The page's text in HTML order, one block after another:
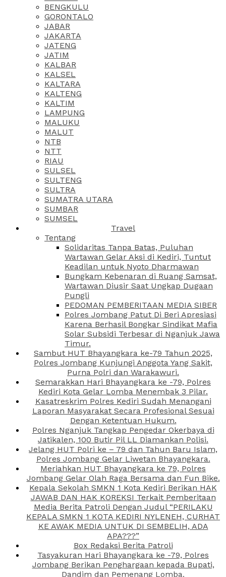
BENGKULU
GORONTALO
JABAR
JAKARTA
JATENG
JATIM
KALBAR
KALSEL
KALTARA
KALTENG
KALTIM
LAMPUNG
MALUKU
MALUT
NTB
NTT
RIAU
SULSEL
SULTENG
SULTRA
SUMATRA UTARA
SUMBAR
SUMSEL
Travel
Tentang
Solidaritas Tanpa Batas, Puluhan
Wartawan Gelar Aksi di Kediri, Tuntut
Keadilan untuk Nyoto Dharmawan
Bungkam Kebenaran di Ruang Samsat,
Wartawan Diusir Saat Ungkap Dugaan
Pungli
PEDOMAN PEMBERITAAN MEDIA SIBER
Polres Jombang Patut Di Beri Apresiasi
Karena Berhasil Bongkar Sindikat Mafia
Solar Subsidi Terbesar di Nganjuk Jawa
Timur.
Sambut HUT Bhayangkara ke-79 Tahun 2025,
Polres Jombang Kunjungi Anggota Yang Sakit,
Purna Polri dan Warakawuri.
Semarakkan Hari Bhayangkara ke -79, Polres
Kediri Kota Gelar Lomba Menembak 3 Pilar.
Kasatreskrim Polres Kediri Sudah Menangani
Laporan Masyarakat Secara Profesional Sesuai
Dengan Ketentuan Hukum.
Polres Nganjuk Tangkap Pengedar Okerbaya di
Jatikalen, 100 Butir Pil LL Diamankan Polisi.
Jelang HUT Polri ke – 79 dan Tahun Baru Islam,
Polres Jombang Gelar Liwetan Bhayangkara.
Meriahkan HUT Bhayangkara ke 79, Polres
Jombang Gelar Olah Raga Bersama dan Fun Bike.
Kepala Sekolah SMKN 1 Kota Kediri Berikan HAK
JAWAB DAN HAK KOREKSI Terkait Pemberitaan
Media Berita Patroli Dengan Judul “PERILAKU
KEPALA SMKN 1 KOTA KEDIRI NYLENEH, CURHAT
KE AWAK MEDIA UNTUK DI SEMBELIH, ADA
APA???”
Box Redaksi Berita Patroli
Tasyakuran Hari Bhayangkara ke -79, Polres
Jombang Berikan Penghargaan kepada Bupati,
Dandim dan Pemenang Lomba.